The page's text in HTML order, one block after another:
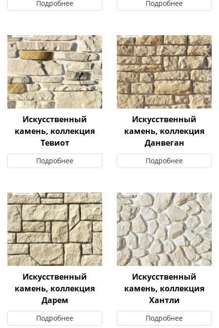
Подробнее Подробнее
Искусственный
камень, коллекция
Тевиот
Подробнее
Искусственный
камень, коллекция
Данвеган
Подробнее
Искусственный
камень, коллекция
Дарем
Подробнее
Искусственный
камень, коллекция
Хантли
Подробнее